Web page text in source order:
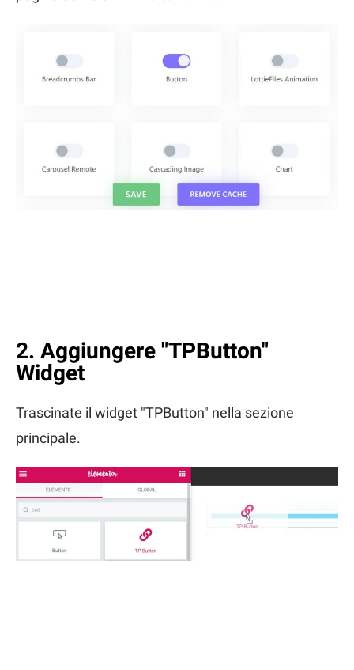
2. Aggiungere "TPButton"
Widget
Trascinate il widget "TPButton" nella sezione
principale.